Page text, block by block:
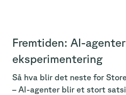
Fremtiden: AI-
eksperimentering
Så hva blir det neste for
– AI-agenter blir et stort